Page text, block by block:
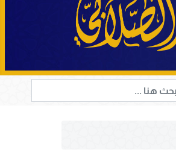
وإصلاح المجتمعات وقيادة